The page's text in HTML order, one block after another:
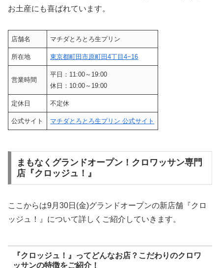
お土産にも喜ばれています。
店舗名 マチダとろとろ生プリン
所在地 東京都町田市原町田4丁目4−16
営業時間
平日：11:00～19:00
休日：10:00～19:00
定休日 不定休
公式サイト マチダとろとろ生プリン 公式サイト
まもなくグランドオープン！クロワッサン専門
店『クロッジュ！』
ここからは9月30日(金)グランドオープンの新店舗『クロ
ッジュ！』について詳しくご紹介していきます。
『クロッジュ！』ってどんなお店？こだわりのクロワ
ッサンの特徴をご紹介！